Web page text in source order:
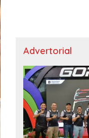
Advertorial